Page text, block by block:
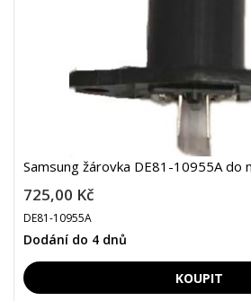
Samsung žárovka DE81-10955A do
725,00 Kč
DE81-10955A
Dodání do 4 dnů